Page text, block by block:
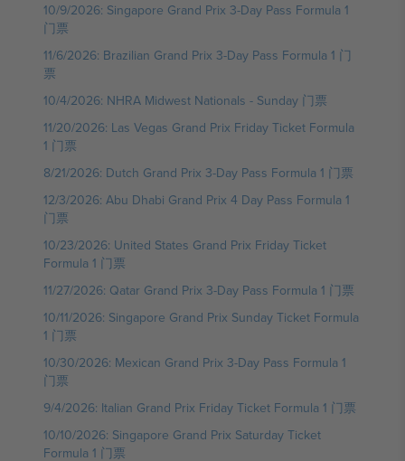
10/9/2026: Singapore Grand Prix 3-Day Pass Formula 1
门票
11/6/2026: Brazilian Grand Prix 3-Day Pass Formula 1 门
票
10/4/2026: NHRA Midwest Nationals - Sunday 门票
11/20/2026: Las Vegas Grand Prix Friday Ticket Formula
1 门票
8/21/2026: Dutch Grand Prix 3-Day Pass Formula 1 门票
12/3/2026: Abu Dhabi Grand Prix 4 Day Pass Formula 1
门票
10/23/2026: United States Grand Prix Friday Ticket
Formula 1 门票
11/27/2026: Qatar Grand Prix 3-Day Pass Formula 1 门票
10/11/2026: Singapore Grand Prix Sunday Ticket Formula
1 门票
10/30/2026: Mexican Grand Prix 3-Day Pass Formula 1
门票
9/4/2026: Italian Grand Prix Friday Ticket Formula 1 门票
10/10/2026: Singapore Grand Prix Saturday Ticket
Formula 1 门票